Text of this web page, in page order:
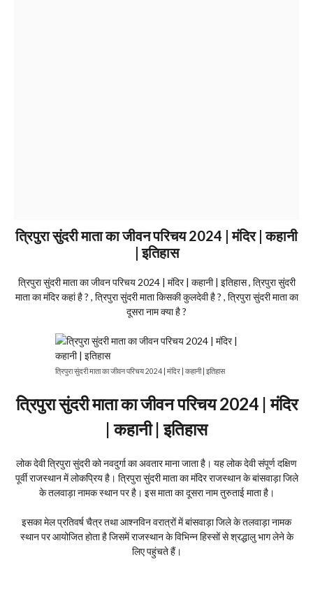
त्रिपुरा सुंदरी माता का जीवन परिचय 2024 | मंदिर | कहानी
| इतिहास
त्रिपुरा सुंदरी माता का जीवन परिचय 2024 | मंदिर | कहानी | इतिहास , त्रिपुरा सुंदरी
माता का मंदिर कहां है ? , त्रिपुरा सुंदरी माता किसकी कुलदेवी है ? , त्रिपुरा सुंदरी माता का
दूसरा नाम क्या है ?
त्रिपुरा सुंदरी माता का जीवन परिचय 2024 | मंदिर | कहानी | इतिहास
त्रिपुरा सुंदरी माता का जीवन परिचय 2024 | मंदिर
| कहानी | इतिहास
लोक देवी त्रिपुरा सुंदरी को नवदुर्गा का अवतार माना जाता है। यह लोक देवी संपूर्ण दक्षिण
पूर्वी राजस्थान में लोकप्रिय है। त्रिपुरा सुंदरी माता का मंदिर राजस्थान के बांसवाड़ा जिले
के तलवाड़ा नामक स्थान पर है। इस माता का दूसरा नाम तुरुताई माता है।
इसका मेल प्रतिवर्ष चैत्र तथा आश्नविन वरात्रों में बांसवाड़ा जिले के तलवाड़ा नामक
स्थान पर आयोजित होता है जिसमें राजस्थान के विभिन्न हिस्सों से श्रद्धालु भाग लेने के
लिए पहुंचते हैं।